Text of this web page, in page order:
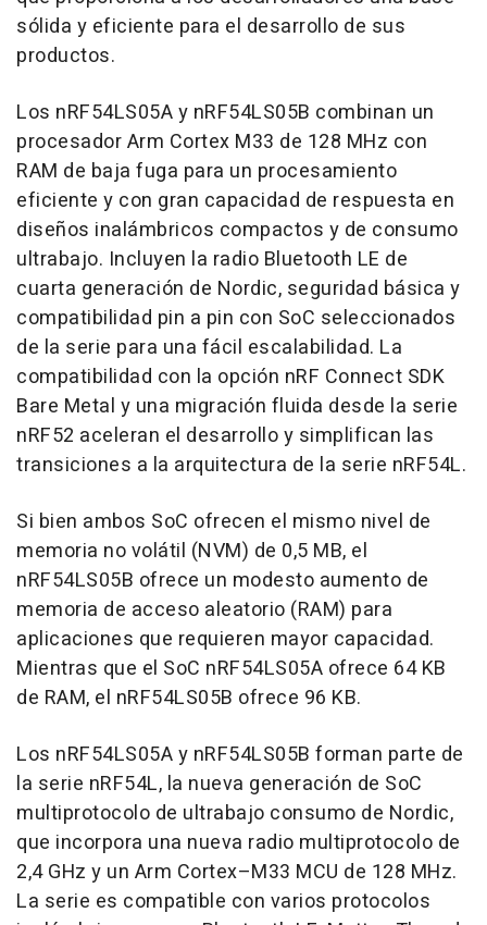
sólida y eficiente para el desarrollo de sus
productos.
Los nRF54LS05A y nRF54LS05B combinan un
procesador Arm Cortex M33 de 128 MHz con
RAM de baja fuga para un procesamiento
eficiente y con gran capacidad de respuesta en
diseños inalámbricos compactos y de consumo
ultrabajo. Incluyen la radio Bluetooth LE de
cuarta generación de Nordic, seguridad básica y
compatibilidad pin a pin con SoC seleccionados
de la serie para una fácil escalabilidad. La
compatibilidad con la opción nRF Connect SDK
Bare Metal y una migración fluida desde la serie
nRF52 aceleran el desarrollo y simplifican las
transiciones a la arquitectura de la serie nRF54L.
Si bien ambos SoC ofrecen el mismo nivel de
memoria no volátil (NVM) de 0,5 MB, el
nRF54LS05B ofrece un modesto aumento de
memoria de acceso aleatorio (RAM) para
aplicaciones que requieren mayor capacidad.
Mientras que el SoC nRF54LS05A ofrece 64 KB
de RAM, el nRF54LS05B ofrece 96 KB.
Los nRF54LS05A y nRF54LS05B forman parte de
la serie nRF54L, la nueva generación de SoC
multiprotocolo de ultrabajo consumo de Nordic,
que incorpora una nueva radio multiprotocolo de
2,4 GHz y un Arm Cortex–M33 MCU de 128 MHz.
La serie es compatible con varios protocolos